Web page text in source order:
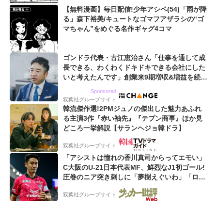
【無料漫画】毎日配信!少年アシベ(54)「雨が降
る」森下裕美/キュートなゴマフアザラシの“ゴ
マちゃん”をめぐる名作ギャグ4コマ
ゴンドラ代表・古江恵治さん「仕事を通して成
長できる、わくわくドキドキできる会社にした
いと考えたんです」創業来9期増収&増益を続け
Sponsored
双葉社グループサイト
韓流傑作選!2PMジュノの傑出した魅力あふれ
る主演3作『赤い袖先』『テプン商事』ほか見
どころ一挙解説【サランヘジョ韓ドラ】
双葉社グループサイト
「アシストは憧れの香川真司からってエモい」
C大阪のU-21日本代表MF、鮮烈なJ1初ゴール!
圧巻のニア突き刺しに「夢樹えぐいわ」「ロス
双葉社グループサイト